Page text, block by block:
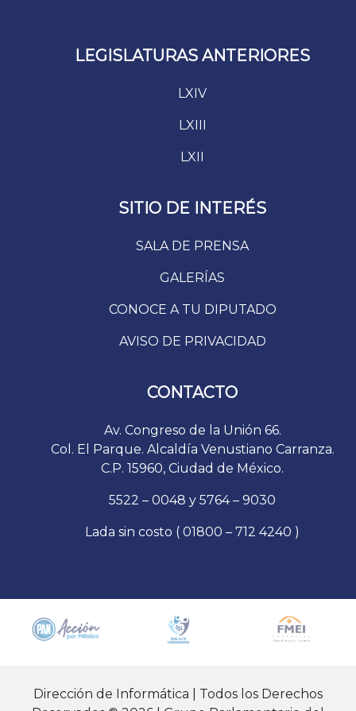
LEGISLATURAS ANTERIORES
LXIV
LXIII
LXII
SITIO DE INTERÉS
SALA DE PRENSA
GALERÍAS
CONOCE A TU DIPUTADO
AVISO DE PRIVACIDAD
CONTACTO
Av. Congreso de la Unión 66.
Col. El Parque. Alcaldía Venustiano Carranza.
C.P. 15960, Ciudad de México.
5522 – 0048 y 5764 – 9030
Lada sin costo ( 01800 – 712 4240 )
Dirección de Informática | Todos los Derechos